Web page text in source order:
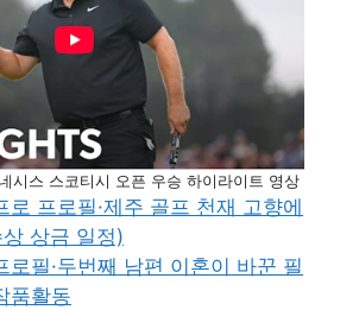
시스 스코티시 오픈 우승 하이라이트 영상
로 프로필·제주 골프 천재 고향에
상금 일정)
로필·두번째 남편 이혼이 바꾼 필
품활동